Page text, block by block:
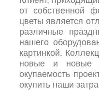
от собственной
цветы является
различные
нашего
картинкой.
новые и новые
окупаемость
окупить наши